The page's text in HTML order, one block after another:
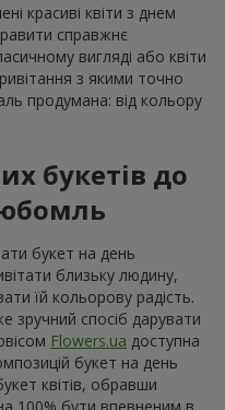
красиві квіти з днем
справжнє
вигляді або квіти
з якими точно
продумана: від кольору
букетів до
букет на день
близьку людину,
їй кольорову радість.
зручний спосіб дарувати
Flowers.ua доступна
букет на день
квітів, обравши
100% бути впевненим в